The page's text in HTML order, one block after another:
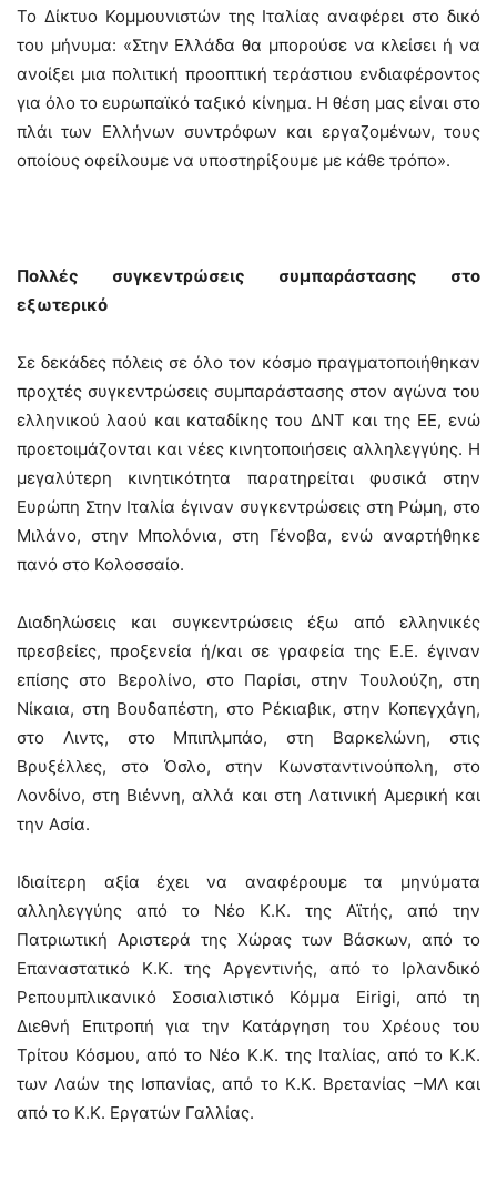
Το Δίκτυο Κομμουνιστών της Ιταλίας αναφέρει στο δικό
του μήνυμα: «Στην Ελλάδα θα μπορούσε να κλείσει ή να
ανοίξει μια πολιτική προοπτική τεράστιου ενδιαφέροντος
για όλο το ευρωπαϊκό ταξικό κίνημα. Η θέση μας είναι στο
πλάι των Ελλήνων συντρόφων και εργαζομένων, τους
οποίους οφείλουμε να υποστηρίξουμε με κάθε τρόπο».
Πολλές συγκεντρώσεις συμπαράστασης στο
εξωτερικό
Σε δεκάδες πόλεις σε όλο τον κόσμο πραγματοποιήθηκαν
προχτές συγκεντρώσεις συμπαράστασης στον αγώνα του
ελληνικού λαού και καταδίκης του ΔΝΤ και της ΕΕ, ενώ
προετοιμάζονται και νέες κινητοποιήσεις αλληλεγγύης. Η
μεγαλύτερη κινητικότητα παρατηρείται φυσικά στην
Ευρώπη Στην Ιταλία έγιναν συγκεντρώσεις στη Ρώμη, στο
Μιλάνο, στην Μπολόνια, στη Γένοβα, ενώ αναρτήθηκε
πανό στο Κολοσσαίο.
Διαδηλώσεις και συγκεντρώσεις έξω από ελληνικές
πρεσβείες, προξενεία ή/και σε γραφεία της Ε.Ε. έγιναν
επίσης στο Βερολίνο, στο Παρίσι, στην Τουλούζη, στη
Νίκαια, στη Βουδαπέστη, στο Ρέκιαβικ, στην Κοπεγχάγη,
στο Λιντς, στο Μπιπλμπάο, στη Βαρκελώνη, στις
Βρυξέλλες, στο Όσλο, στην Κωνσταντινούπολη, στο
Λονδίνο, στη Βιέννη, αλλά και στη Λατινική Αμερική και
την Ασία.
Ιδιαίτερη αξία έχει να αναφέρουμε τα μηνύματα
αλληλεγγύης από το Νέο Κ.Κ. της Αϊτής, από την
Πατριωτική Αριστερά της Χώρας των Βάσκων, από το
Επαναστατικό Κ.Κ. της Αργεντινής, από το Ιρλανδικό
Ρεπουμπλικανικό Σοσιαλιστικό Κόμμα Eirigi, από τη
Διεθνή Επιτροπή για την Κατάργηση του Χρέους του
Τρίτου Κόσμου, από το Νέο Κ.Κ. της Ιταλίας, από το Κ.Κ.
των Λαών της Ισπανίας, από το Κ.Κ. Βρετανίας –ΜΛ και
από το Κ.Κ. Εργατών Γαλλίας.